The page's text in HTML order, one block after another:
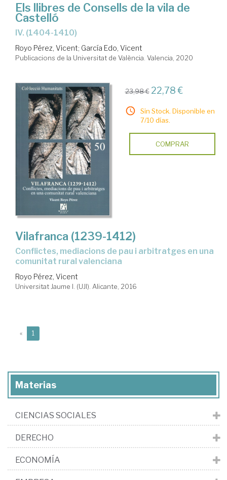
Els llibres de Consells de la vila de
Castelló
IV. (1404-1410)
Royo Pérez, Vicent; García Edo, Vicent
Publicacions de la Universitat de València. Valencia, 2020
23,98 € 22,78 €
Sin Stock. Disponible en
7/10 días.
COMPRAR
Vilafranca (1239-1412)
conflictes, mediacions de pau i arbitratges en una
comunitat rural valenciana
Royo Pérez, Vicent
Universitat Jaume I. (UJI). Alicante, 2016
« 1
Materias
CIENCIAS SOCIALES
DERECHO
ECONOMÍA